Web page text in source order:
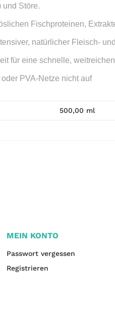
und Störe.
Fischproteinen,
natürlicher Fleisch-
für eine schnelle,
oder PVA-Netze nicht auf
500,00 ml
MEIN KONTO
Passwort vergessen
Registrieren